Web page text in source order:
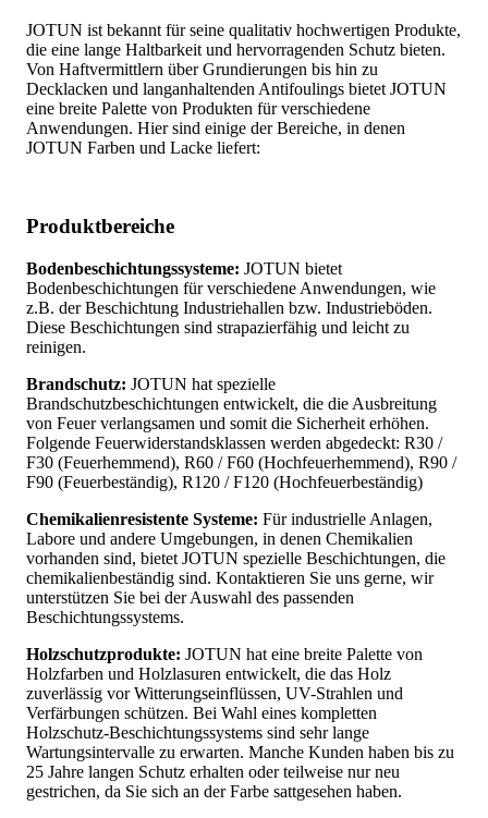
JOTUN ist bekannt für seine qualitativ hochwertigen Produkte,
die eine lange Haltbarkeit und hervorragenden Schutz bieten.
Von Haftvermittlern über Grundierungen bis hin zu
Decklacken und langanhaltenden Antifoulings bietet JOTUN
eine breite Palette von Produkten für verschiedene
Anwendungen. Hier sind einige der Bereiche, in denen
JOTUN Farben und Lacke liefert:
Produktbereiche
Bodenbeschichtungssysteme: JOTUN bietet
Bodenbeschichtungen für verschiedene Anwendungen, wie
z.B. der Beschichtung Industriehallen bzw. Industrieböden.
Diese Beschichtungen sind strapazierfähig und leicht zu
reinigen.
Brandschutz: JOTUN hat spezielle
Brandschutzbeschichtungen entwickelt, die die Ausbreitung
von Feuer verlangsamen und somit die Sicherheit erhöhen.
Folgende Feuerwiderstandsklassen werden abgedeckt: R30 /
F30 (Feuerhemmend), R60 / F60 (Hochfeuerhemmend), R90 /
F90 (Feuerbeständig), R120 / F120 (Hochfeuerbeständig)
Chemikalienresistente Systeme: Für industrielle Anlagen,
Labore und andere Umgebungen, in denen Chemikalien
vorhanden sind, bietet JOTUN spezielle Beschichtungen, die
chemikalienbeständig sind. Kontaktieren Sie uns gerne, wir
unterstützen Sie bei der Auswahl des passenden
Beschichtungssystems.
Holzschutzprodukte: JOTUN hat eine breite Palette von
Holzfarben und Holzlasuren entwickelt, die das Holz
zuverlässig vor Witterungseinflüssen, UV-Strahlen und
Verfärbungen schützen. Bei Wahl eines kompletten
Holzschutz-Beschichtungssystems sind sehr lange
Wartungsintervalle zu erwarten. Manche Kunden haben bis zu
25 Jahre langen Schutz erhalten oder teilweise nur neu
gestrichen, da Sie sich an der Farbe sattgesehen haben.